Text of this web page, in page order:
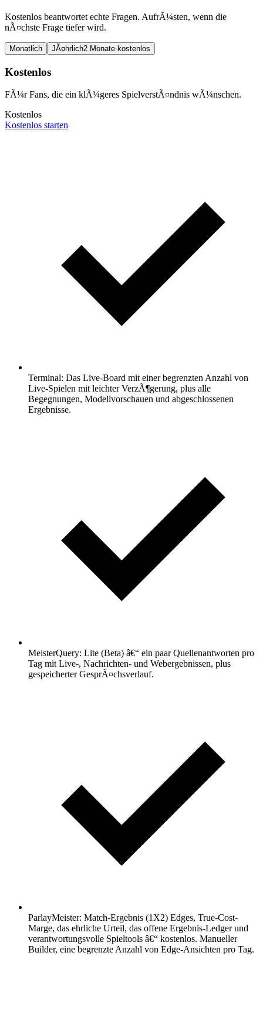
Kostenlos beantwortet echte Fragen. AufrÃ¼sten, wenn die
nÃ¤chste Frage tiefer wird.
Monatlich JÃ¤hrlich2 Monate kostenlos
Kostenlos
FÃ¼r Fans, die ein klÃ¼geres SpielverstÃ¤ndnis wÃ¼nschen.
Kostenlos
Kostenlos starten
Terminal: Das Live-Board mit einer begrenzten Anzahl von
Live-Spielen mit leichter VerzÃ¶gerung, plus alle
Begegnungen, Modellvorschauen und abgeschlossenen
Ergebnisse.
MeisterQuery: Lite (Beta) â€“ ein paar Quellenantworten pro
Tag mit Live-, Nachrichten- und Webergebnissen, plus
gespeicherter GesprÃ¤chsverlauf.
ParlayMeister: Match-Ergebnis (1X2) Edges, True-Cost-
Marge, das ehrliche Urteil, das offene Ergebnis-Ledger und
verantwortungsvolle Spieltools â€“ kostenlos. Manueller
Builder, eine begrenzte Anzahl von Edge-Ansichten pro Tag.